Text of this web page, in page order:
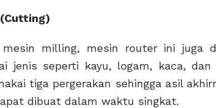
mesin milling, mesin router ini juga
jenis seperti kayu, logam, kaca,
tiga pergerakan sehingga asil
dibuat dalam waktu singkat.